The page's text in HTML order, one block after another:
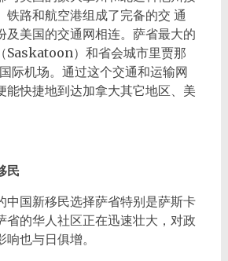
铁路和航空港组成了完备的交 通
及美国的交通网相连。萨省最大的
Saskatoon）和省会城市里贾那
际机场。通过这个交通和运输网
能快捷地到达加拿大其它地区、美
民
中国新移民选择萨省特别是萨斯卡
省的华人社区正在迅速壮大，对政
也与日俱增。